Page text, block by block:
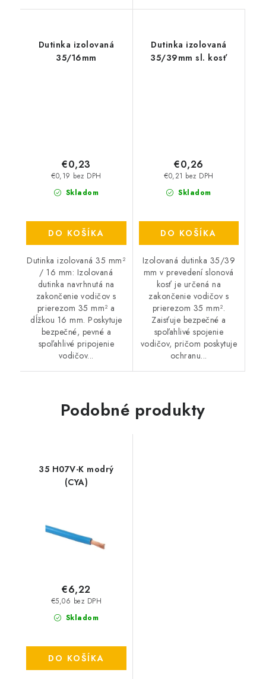
Dutinka izolovaná
35/16mm
Skladom
€0,19 bez DPH
€0,23
DO KOŠÍKA
Dutinka izolovaná 35 mm²
/ 16 mm: Izolovaná
dutinka navrhnutá na
zakončenie vodičov s
prierezom 35 mm² a
dĺžkou 16 mm. Poskytuje
bezpečné, pevné a
spoľahlivé pripojenie
vodičov...
Dutinka izolovaná
35/39mm sl. kosť
Skladom
€0,21 bez DPH
€0,26
DO KOŠÍKA
Izolovaná dutinka 35/39
mm v prevedení slonová
kosť je určená na
zakončenie vodičov s
prierezom 35 mm².
Zaisťuje bezpečné a
spoľahlivé spojenie
vodičov, pričom poskytuje
ochranu...
Podobné produkty
35 H07V-K modrý
(CYA)
Skladom
€5,06 bez DPH
€6,22
DO KOŠÍKA